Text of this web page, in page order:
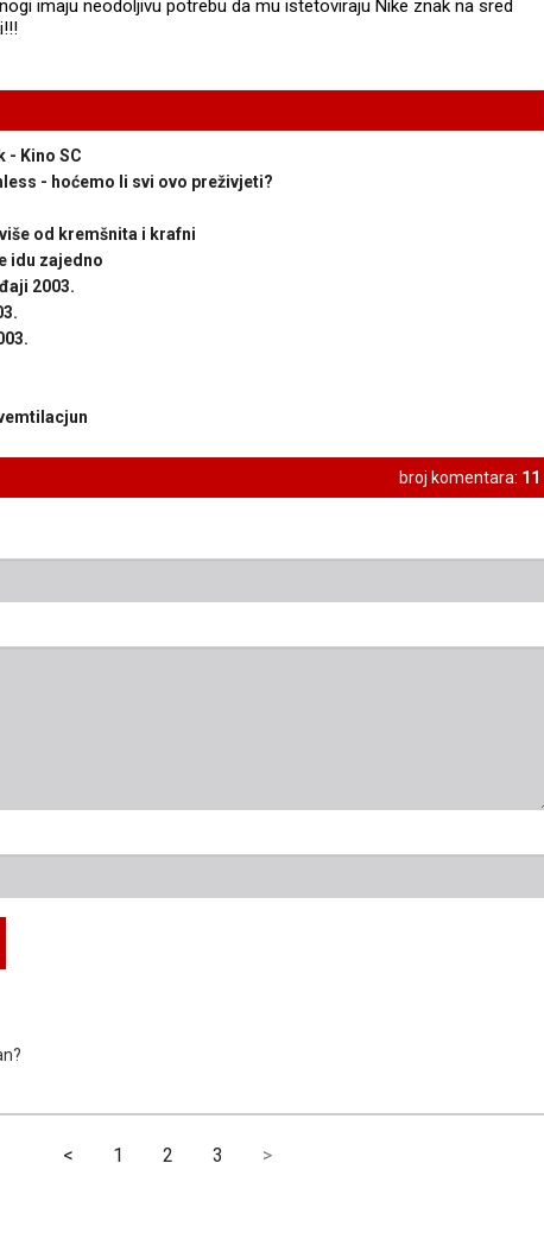
imaju neodoljivu potrebu da mu istetoviraju Nike znak na sred
- Kino SC
- hoćemo li svi ovo preživjeti?
od kremšnita i krafni
idu zajedno
2003.
broj komentara: 11
< 1 2 3 >